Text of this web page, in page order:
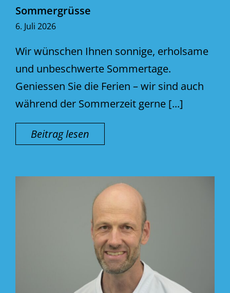
Sommergrüsse
6. Juli 2026
Wir wünschen Ihnen sonnige, erholsame
und unbeschwerte Sommertage.
Geniessen Sie die Ferien – wir sind auch
während der Sommerzeit gerne [...]
Beitrag lesen